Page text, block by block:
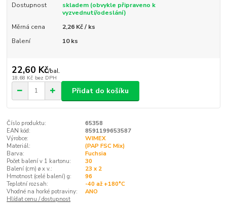
Dostupnost
skladem (obvykle připraveno k
vyzvednutí/odeslání)
Měrná cena
2,26 Kč / ks
Balení
10 ks
22,60 Kč/bal.
18,68 Kč bez DPH
Přidat do košíku
Číslo produktu:
65358
EAN kód:
8591199653587
Výrobce:
WIMEX
Materiál:
(PAP FSC Mix)
Barva:
Fuchsia
Počet balení v 1 kartonu:
30
Balení (cm) ø x v.:
23 x 2
Hmotnost (celé balení) g:
96
Teplotní rozsah:
-40 až +180°C
Vhodné na horké potraviny:
ANO
Hlídat cenu / dostupnost